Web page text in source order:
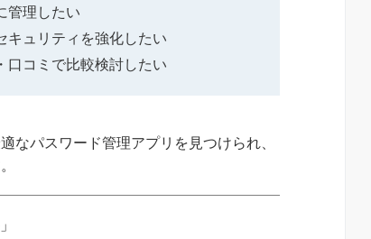
管理したい
キュリティを強化したい
口コミで比較検討したい
なパスワード管理アプリを見つけられ、